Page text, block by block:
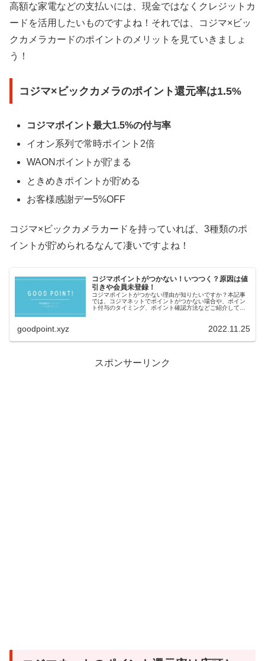
高額な家電などの支払いには、現金ではなくクレジットカ
ードを活用したいものですよね！それでは、コジマ×ビッ
クカメラカードのポイントのメリットを見ていきましょ
う！
コジマ×ビックカメラのポイント還元率は1.5%
コジマポイント最大1.5%の付与率
イオン系列で常時ポイント2倍
WAONポイントが貯まる
ときめきポイントが貯める
お客様感謝デー5%OFF
コジマ×ビックカメラカードを持っていれば、3種類のポ
イントが貯められるなんて凄いですよね！
コジマポイントがつかない！いつつく？原因は値
引きや会員未登録！
コジマポイントがつかない理由が知りたいですか？本記事
では、コジマネットでポイントがつかない場合や、ポイン
ト付与のタイミング、ポイント確認方法などご紹介してい
goodpoint.xyz 2022.11.25
スポンサーリンク